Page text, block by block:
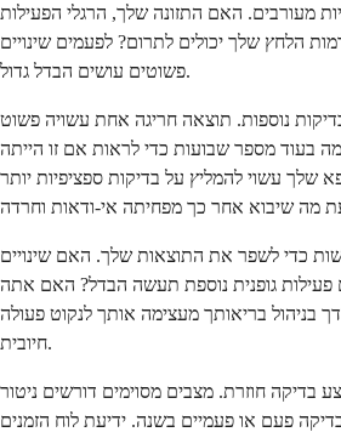
מעורבים. האם התזונה שלך, הרגלי הפעילות
הלחץ שלך יכולים לתרום? לפעמים שינויים
פשוטים עושים הבדל גדול.
נוספות. תוצאה חריגה אחת עשויה פשוט
בעוד מספר שבועות כדי לראות אם זו הייתה
שלך עשוי להמליץ על בדיקות ספציפיות יותר
כדי לשפר את התוצאות שלך. האם שינויים
פעילות גופנית נוספת תעשה הבדל? האם אתה
בניהול בריאותך מעצימה אותך לנקוט פעולה
חיובית.
בדיקה חוזרת. מצבים מסוימים דורשים ניטור
פעם או פעמיים בשנה. ידיעת לוח הזמנים